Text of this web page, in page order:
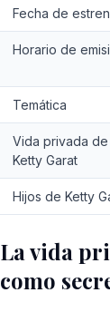
Fecha de
Horario de
Temática
Vida privada de
Ketty Garat
Hijos de Ketty
La vida
como